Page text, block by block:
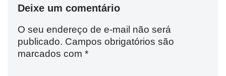
Deixe um comentário
O seu endereço de e-mail não será
publicado. Campos obrigatórios são
marcados com *